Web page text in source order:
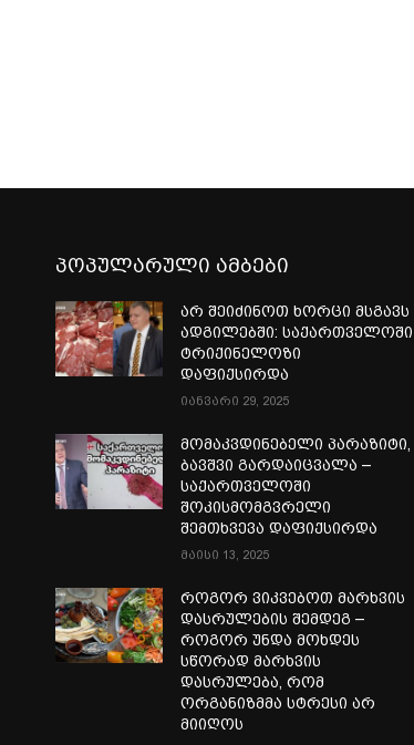
პოპულარული ამბები
არ შეიძინოთ ხორცი მსგავს
ადგილებში: საქართველოში
ტრიქინელოზი
დაფიქსირდა
იანვარი 29, 2025
მომაკვდინებელი პარაზიტი,
ბავშვი გარდაიცვალა –
საქართველოში
შოკისმომგვრელი
შემთხვევა დაფიქსირდა
მაისი 13, 2025
როგორ ვიკვებოთ მარხვის
დასრულების შემდეგ –
როგორ უნდა მოხდეს
სწორად მარხვის
დასრულება, რომ
ორგანიზმმა სტრესი არ
მიიღოს